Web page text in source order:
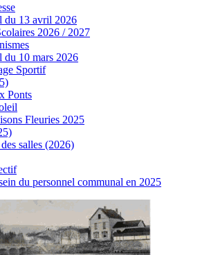
du 13 avril 2026
2026 / 2027
du 10 mars 2026
Sportif
Ponts
Fleuries 2025
salles (2026)
du personnel communal en 2025